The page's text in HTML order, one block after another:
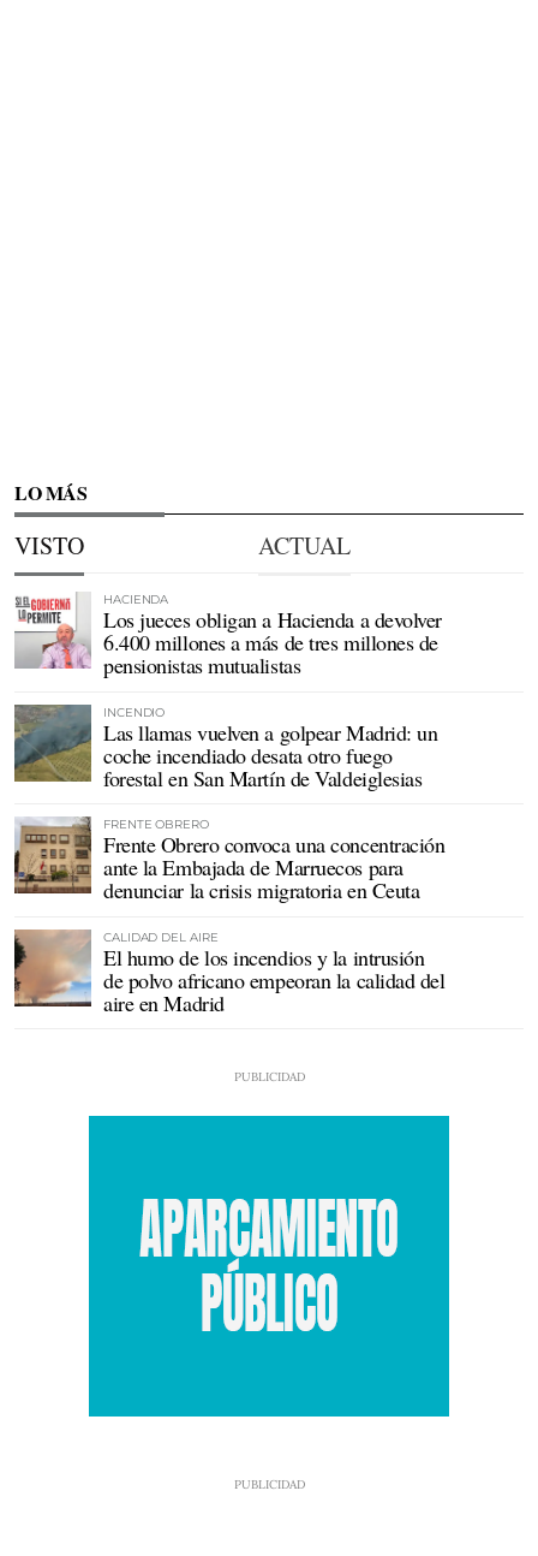
LO MÁS
VISTO ACTUAL
HACIENDA
Los jueces obligan a Hacienda a devolver
6.400 millones a más de tres millones de
pensionistas mutualistas
INCENDIO
Las llamas vuelven a golpear Madrid: un
coche incendiado desata otro fuego
forestal en San Martín de Valdeiglesias
FRENTE OBRERO
Frente Obrero convoca una concentración
ante la Embajada de Marruecos para
denunciar la crisis migratoria en Ceuta
CALIDAD DEL AIRE
El humo de los incendios y la intrusión
de polvo africano empeoran la calidad del
aire en Madrid